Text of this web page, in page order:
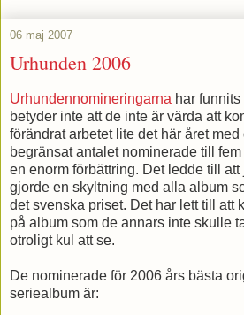
06 maj 2007
Urhunden 2006
Urhundennomineringarna har
betyder inte att de inte är värda att
förändrat arbetet lite det här året
begränsat antalet nominerade till
en enorm förbättring. Det ledde till
gjorde en skyltning med alla album
det svenska priset. Det har lett till att
på album som de annars inte skulle
otroligt kul att se.
De nominerade för 2006 års bästa
seriealbum är: